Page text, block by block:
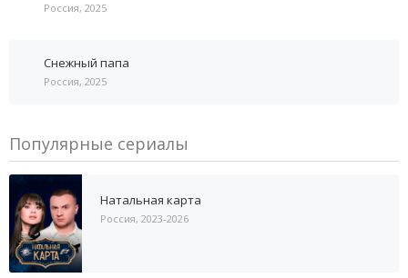
Россия, 2025
Снежный папа
Россия, 2025
Популярные сериалы
Натальная карта
Россия, 2023-2026